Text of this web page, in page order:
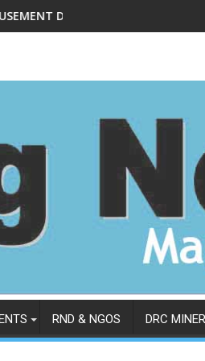
et trace la ligne de conduite
IMAGINAIRE DANS LE
LA CORAC ET LES FORCES
RND & NGOS DRC